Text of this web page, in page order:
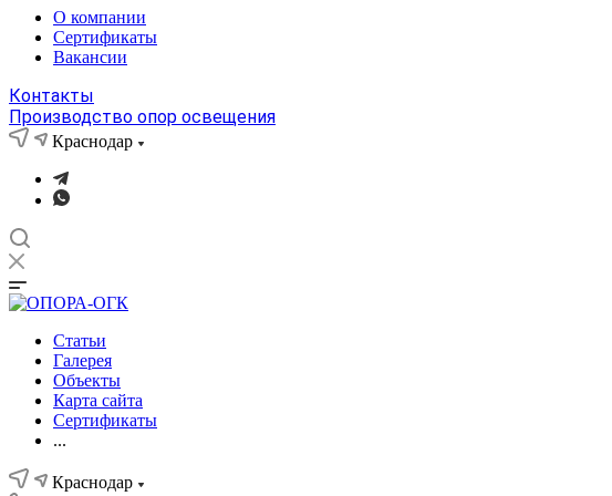
О компании
Сертификаты
Вакансии
Контакты
Производство опор освещения
Краснодар
Статьи
Галерея
Объекты
Карта сайта
Сертификаты
...
Краснодар